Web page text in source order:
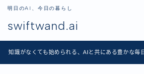
swiftwand.ai
明日のAI、今日の暮らし
ホーム
知識がなくても始められる、AIと共にある豊かな毎